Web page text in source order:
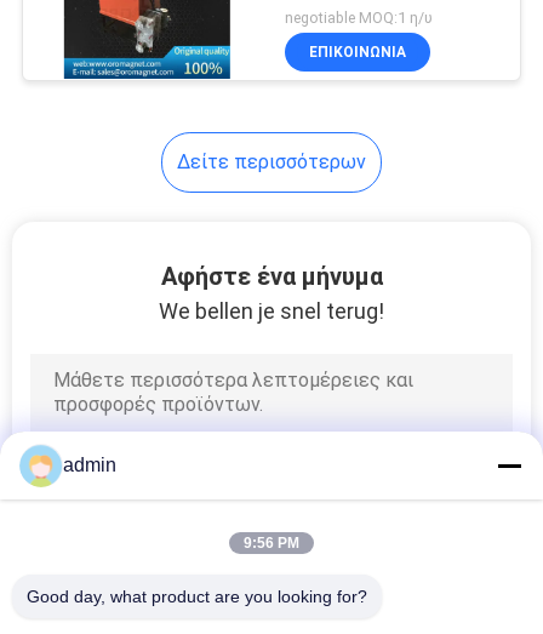
παραγωγής Κουάρτζιο
Φαρμακευτική σκόνη
Φελντσπάρ Χημικά
negotiable MOQ:1 η/υ
ΕΠΙΚΟΙΝΩΝΊΑ
Δείτε περισσότερων
Αφήστε ένα μήνυμα
We bellen je snel terug!
admin
9:56 PM
Good day, what product are you looking for?